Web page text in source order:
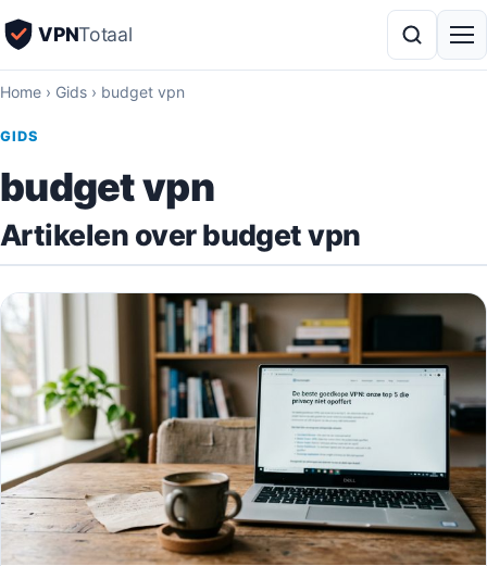
VPNTotaal
Home › Gids › budget vpn
GIDS
budget vpn
Artikelen over budget vpn